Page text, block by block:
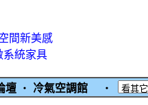
間新美感
系統家具
壇 ‧ 冷氣空調館 ‧